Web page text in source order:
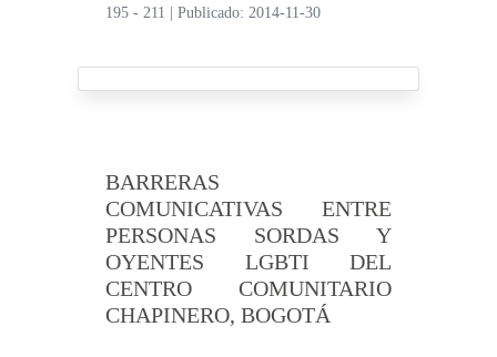
195 - 211
|Publicado: 2014-11-30
BARRERAS
COMUNICATIVAS ENTRE
PERSONAS SORDAS Y
OYENTES LGBTI DEL
CENTRO COMUNITARIO
CHAPINERO, BOGOTÁ